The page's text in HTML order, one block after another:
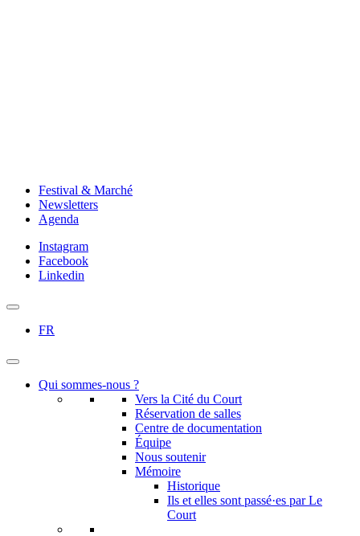
Festival & Marché
Newsletters
Agenda
Instagram
Facebook
Linkedin
FR
Qui sommes-nous ?
Vers la Cité du Court
Réservation de salles
Centre de documentation
Équipe
Nous soutenir
Mémoire
Historique
Ils et elles sont passé·es par Le
Court